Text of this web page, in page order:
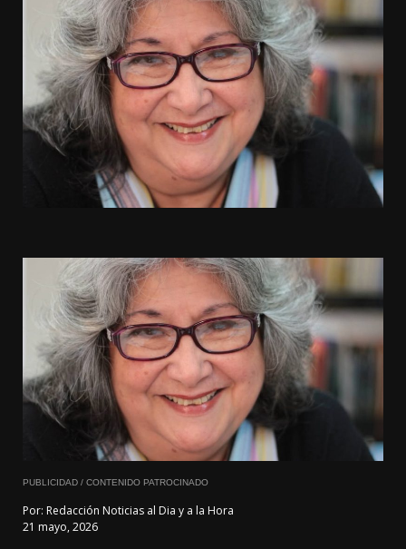
PUBLICIDAD / CONTENIDO PATROCINADO
Por: Redacción Noticias al Dia y a la Hora
21 mayo, 2026